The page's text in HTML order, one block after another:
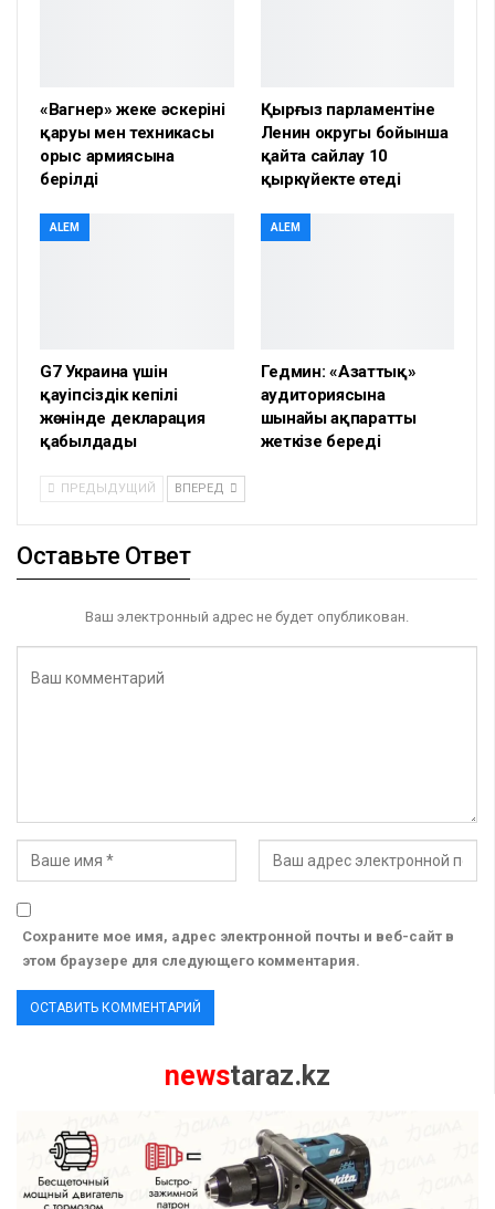
«Вагнер» жеке әскерінің
қаруы мен техникасы
орыс армиясына
берілді
Қырғыз парламентіне
Ленин округы бойынша
қайта сайлау 10
қыркүйекте өтеді
ALEM
G7 Украина үшін
қауіпсіздік кепілі
жөнінде декларация
қабылдады
ALEM
Гедмин: «Азаттық»
аудиториясына
шынайы ақпаратты
жеткізе береді
ПРЕДЫДУЩИЙ ВПЕРЕД
Оставьте Ответ
Ваш электронный адрес не будет опубликован.
Сохраните мое имя, адрес электронной почты и веб-сайт в
этом браузере для следующего комментария.
newstaraz.kz